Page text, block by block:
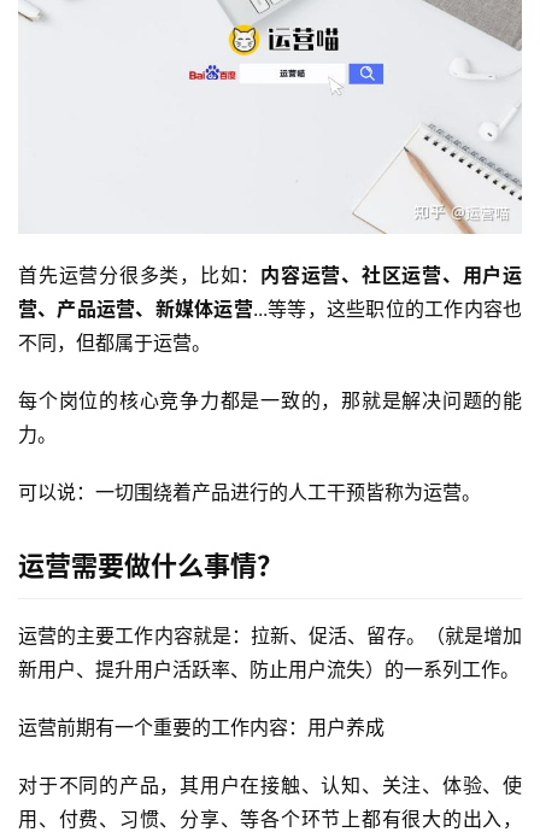
首先运营分很多类，比如： 内容运营、社区运营、用户运
营、产品运营、新媒体运营...等等，这些职位的工作内容也
不同，但都属于运营。
每个岗位的核心竞争力都是一致的，那就是解决问题的能
力。
可以说：一切围绕着产品进行的人工干预皆称为运营。
运营需要做什么事情？
运营的主要工作内容就是：拉新、促活、留存。（就是增加
新用户、提升用户活跃率、防止用户流失）的一系列工作。
运营前期有一个重要的工作内容：用户养成
对于不同的产品，其用户在接触、认知、关注、体验、使
用、付费、习惯、分享、等各个环节上都有很大的出入，